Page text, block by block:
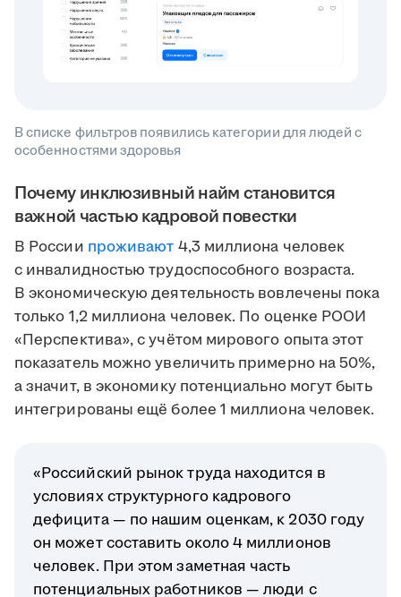
В списке фильтров появились категории для людей с
особенностями здоровья
Почему инклюзивный найм становится
важной частью кадровой повестки
В России проживают 4,3 миллиона человек
с инвалидностью трудоспособного возраста.
В экономическую деятельность вовлечены пока
только 1,2 миллиона человек. По оценке РООИ
«Перспектива», с учётом мирового опыта этот
показатель можно увеличить примерно на 50%,
а значит, в экономику потенциально могут быть
интегрированы ещё более 1 миллиона человек.
«Российский рынок труда находится в
условиях структурного кадрового
дефицита — по нашим оценкам, к 2030 году
он может составить около 4 миллионов
человек. При этом заметная часть
потенциальных работников — люди с